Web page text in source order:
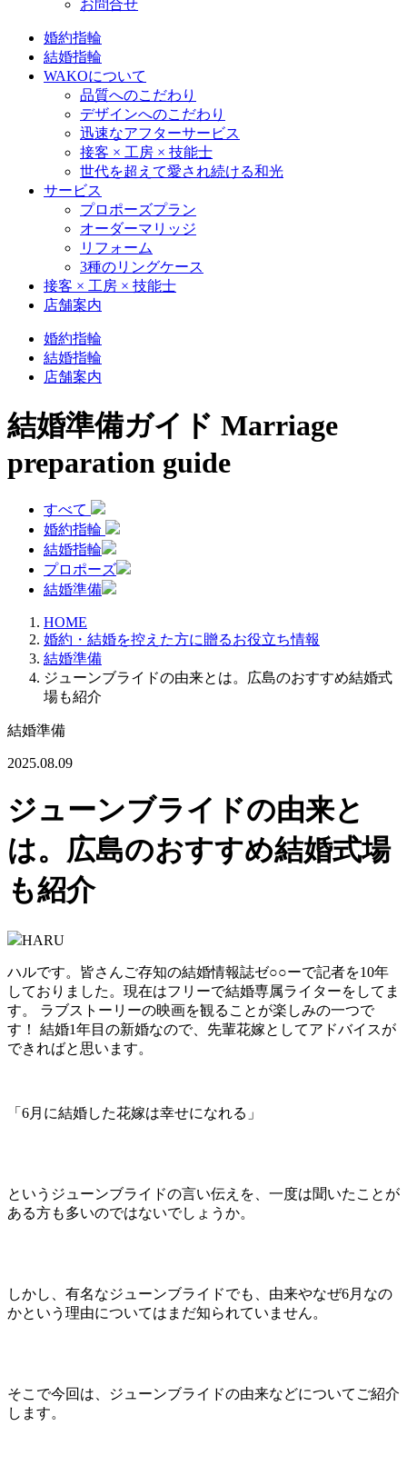
お問合せ
婚約指輪
結婚指輪
WAKOについて
品質へのこだわり
デザインへのこだわり
迅速なアフターサービス
接客 × 工房 × 技能士
世代を超えて愛され続ける和光
サービス
プロポーズプラン
オーダーマリッジ
リフォーム
3種のリングケース
接客 × 工房 × 技能士
店舗案内
婚約指輪
結婚指輪
店舗案内
結婚準備ガイド Marriage
preparation guide
すべて
婚約指輪
結婚指輪
プロポーズ
結婚準備
HOME
婚約・結婚を控えた方に贈るお役立ち情報
結婚準備
ジューンブライドの由来とは。広島のおすすめ結婚式
場も紹介
結婚準備
2025.08.09
ジューンブライドの由来と
は。広島のおすすめ結婚式場
も紹介
HARU
ハルです。皆さんご存知の結婚情報誌ゼ○○ーで記者を10年
しておりました。現在はフリーで結婚専属ライターをしてま
す。 ラブストーリーの映画を観ることが楽しみの一つで
す！ 結婚1年目の新婚なので、先輩花嫁としてアドバイスが
できればと思います。
「6月に結婚した花嫁は幸せになれる」
というジューンブライドの言い伝えを、一度は聞いたことが
ある方も多いのではないでしょうか。
しかし、有名なジューンブライドでも、由来やなぜ6月なの
かという理由についてはまだ知られていません。
そこで今回は、ジューンブライドの由来などについてご紹介
します。